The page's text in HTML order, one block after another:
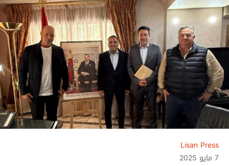
Lisan Press
7 مايو 2025